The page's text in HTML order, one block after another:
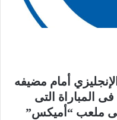
أمام مضيفه
المباراة التى
ملعب “أميكس”